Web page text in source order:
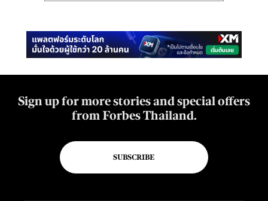
Sign up for more stories and special offers
from Forbes Thailand.
SUBSCRIBE